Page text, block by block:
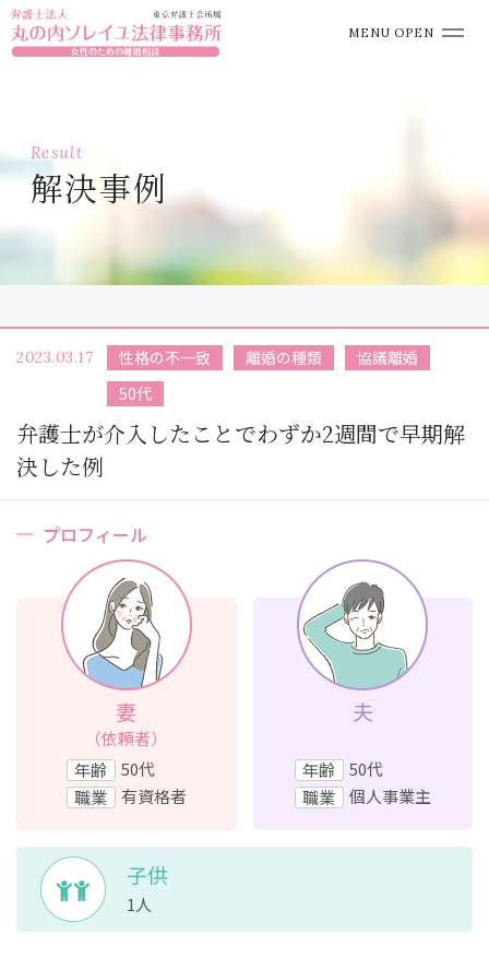
MENU OPEN
Result
解決事例
2023.03.17 性格の不一致 離婚の種類
協議離婚
50代
弁護士が介入したことでわずか2週間で早期解
決した例
プロフィール
妻
（依頼者）
年齢
50代
職業
有資格者
夫
年齢
50代
職業
個人事業主
子供
1人